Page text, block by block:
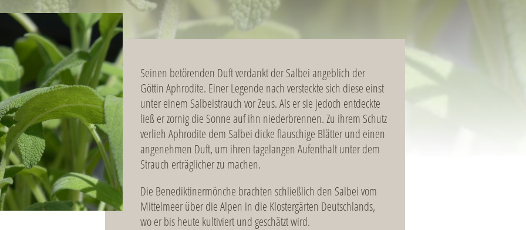
Seinen betörenden Duft verdankt der Salbei angeblich der
Göttin Aphrodite. Einer Legende nach versteckte sich diese einst
unter einem Salbeistrauch vor Zeus. Als er sie jedoch entdeckte
ließ er zornig die Sonne auf ihn niederbrennen. Zu ihrem Schutz
verlieh Aphrodite dem Salbei dicke flauschige Blätter und einen
angenehmen Duft, um ihren tagelangen Aufenthalt unter dem
Strauch erträglicher zu machen.
Die Benediktinermönche brachten schließlich den Salbei vom
Mittelmeer über die Alpen in die Klostergärten Deutschlands,
wo er bis heute kultiviert und geschätzt wird.